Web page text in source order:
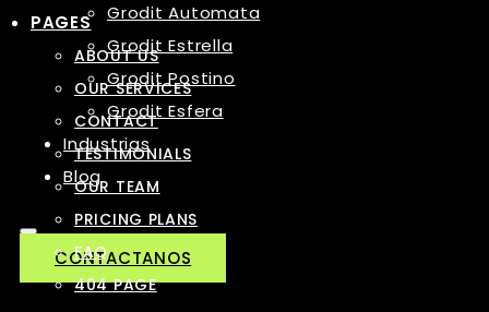
Grodit Automata
Grodit Estrella
Grodit Postino
Grodit Esfera
Industrias
Blog
CONTACTANOS
PAGES
ABOUT US
OUR SERVICES
CONTACT
TESTIMONIALS
OUR TEAM
PRICING PLANS
FAQ
404 PAGE